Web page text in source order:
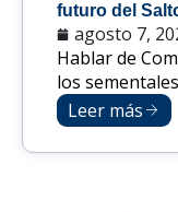
futuro del
agosto 7,
Hablar de
los
Leer más